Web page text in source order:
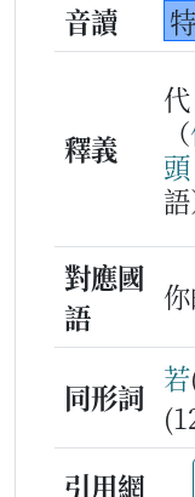
音讀 特
釋義
（
頭
語
對應國
語
同形詞 若
引用網